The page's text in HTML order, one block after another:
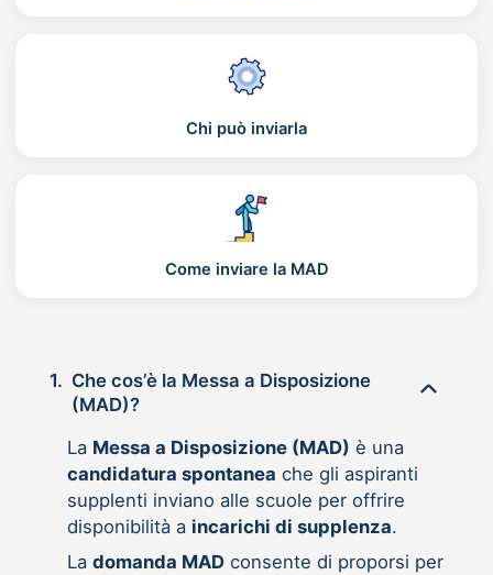
Chi può inviarla
Come inviare la MAD
1. Che cos’è la Messa a Disposizione
(MAD)?
La Messa a Disposizione (MAD) è una
candidatura spontanea che gli aspiranti
supplenti inviano alle scuole per offrire
disponibilità a incarichi di supplenza.
La domanda MADconsente di proporsi per